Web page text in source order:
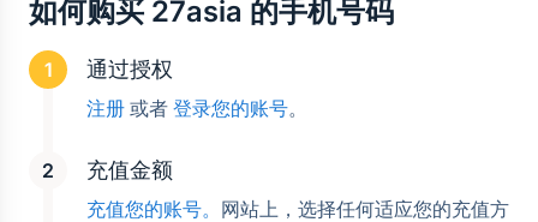
如何购买 27asia 的手机号码
通过授权
注册 或者 登录您的账号。
充值金额
充值您的账号。 网站上，选择任何适应您的充值方